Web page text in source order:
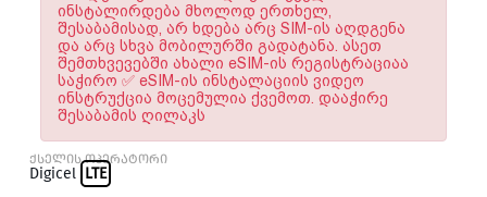
ინსტალირდება მხოლოდ ერთხელ,
შესაბამისად, არ ხდება არც SIM-ის აღდგენა
და არც სხვა მობილურში გადატანა. ასეთ
შემთხვევებში ახალი eSIM-ის რეგისტრაციაა
საჭირო ✅ eSIM-ის ინსტალაციის ვიდეო
ინსტრუქცია მოცემულია ქვემოთ. დააჭირე
შესაბამის ღილაკს
ქსელის ოპერატორი
Digicel LTE